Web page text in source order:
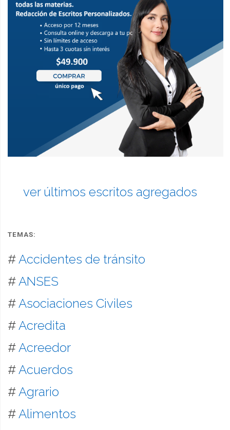
ver últimos escritos agregados
TEMAS:
#Accidentes de tránsito
#ANSES
#Asociaciones Civiles
#Acredita
#Acreedor
#Acuerdos
#Agrario
#Alimentos